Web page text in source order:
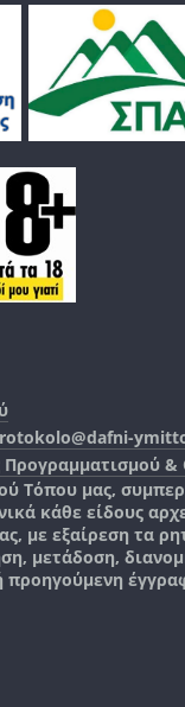
Τόπου μας,
κάθε είδους
με εξαίρεση τα
μετάδοση,